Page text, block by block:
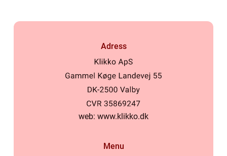
Adress
web: www.klikko.dk
Menu